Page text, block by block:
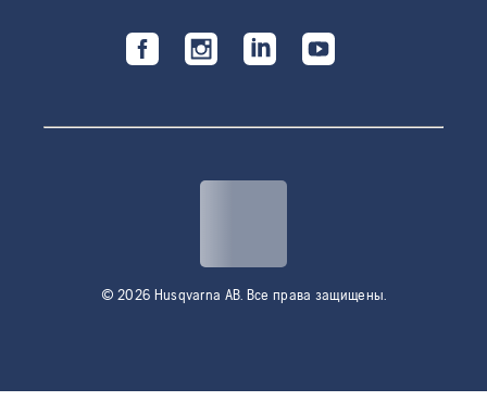
© 2026 Husqvarna AB. Все права защищены.